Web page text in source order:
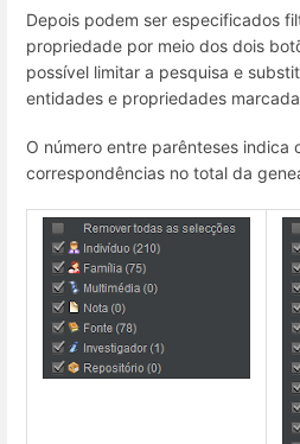
Depois podem ser especificados
propriedade por meio dos dois
possível limitar a pesquisa e
entidades e propriedades
O número entre parênteses indica
correspondências no total da